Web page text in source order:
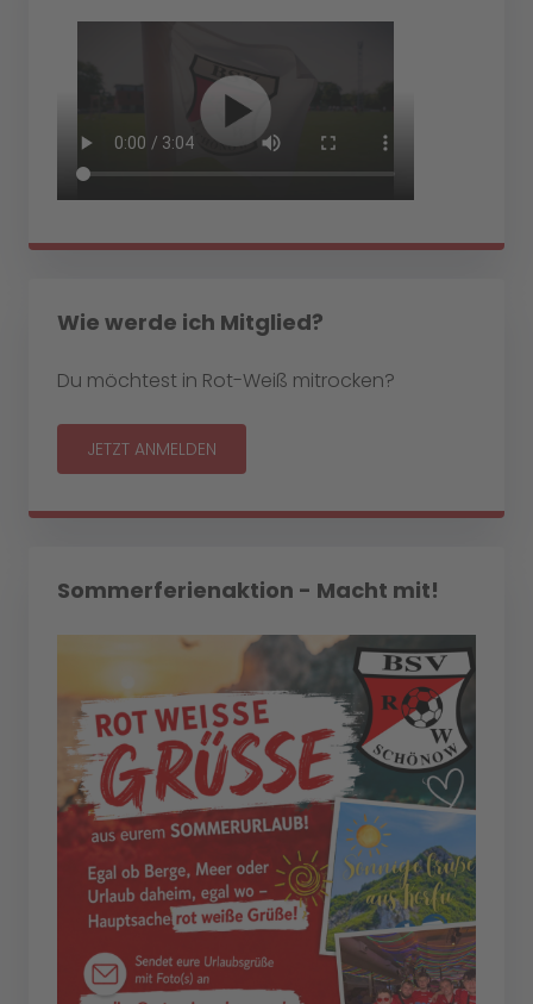
Wie werde ich Mitglied?
Du möchtest in Rot-Weiß mitrocken?
JETZT ANMELDEN
Sommerferienaktion - Macht mit!